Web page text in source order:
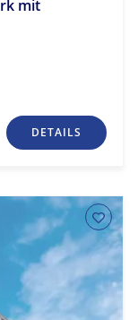
mit
DETAILS